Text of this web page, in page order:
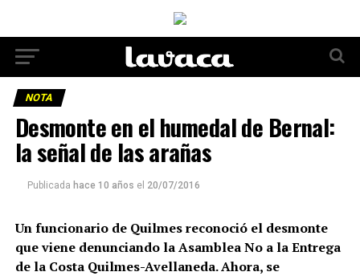
NOTA
Desmonte en el humedal de Bernal:
la señal de las arañas
Publicada hace 10 años el 20/07/2016
Un funcionario de Quilmes reconoció el desmonte
que viene denunciando la Asamblea No a la Entrega
de la Costa Quilmes-Avellaneda. Ahora, se